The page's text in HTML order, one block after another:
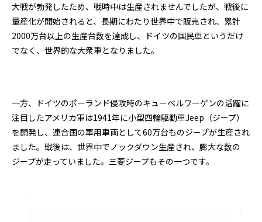
大戦が勃発したため、戦時中は生産されませんでしたが、戦後に
量産化が開始されると、長期にわたり世界中で販売され、累計
2000万台以上の生産台数を達成し、ドイツの国民車というだけ
でなく、世界的な大衆車となりました。
一方、ドイツのポーランド侵攻時のキューベルワーゲンの活躍に
注目したアメリカ軍は1941年に小型四輪駆動車Jeep（ジープ）
を開発し、連合国の軍用車両として60万台ものジープが生産され
ました。戦後は、世界中でノックダウン生産され、膨大な数の
ジープが走っていました。三菱ジープもその一つです。